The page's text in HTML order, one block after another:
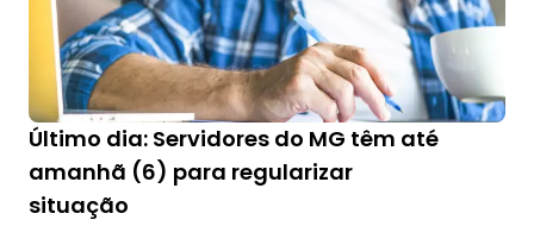
Último dia: Servidores do MG têm até
amanhã (6) para regularizar
situação